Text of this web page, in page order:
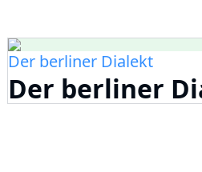
Der berliner Dialekt
Der berliner